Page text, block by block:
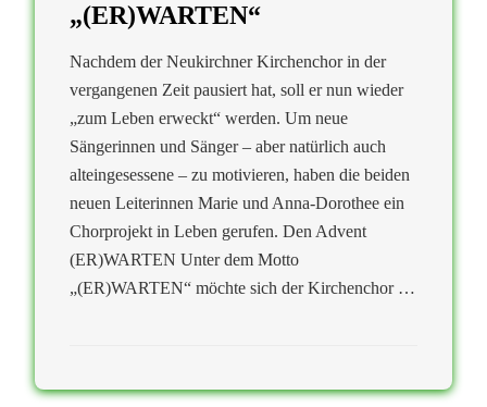
„(ER)WARTEN“
Nachdem der Neukirchner Kirchenchor in der
vergangenen Zeit pausiert hat, soll er nun wieder
„zum Leben erweckt“ werden. Um neue
Sängerinnen und Sänger – aber natürlich auch
alteingesessene – zu motivieren, haben die beiden
neuen Leiterinnen Marie und Anna-Dorothee ein
Chorprojekt in Leben gerufen. Den Advent
(ER)WARTEN Unter dem Motto
„(ER)WARTEN“ möchte sich der Kirchenchor …